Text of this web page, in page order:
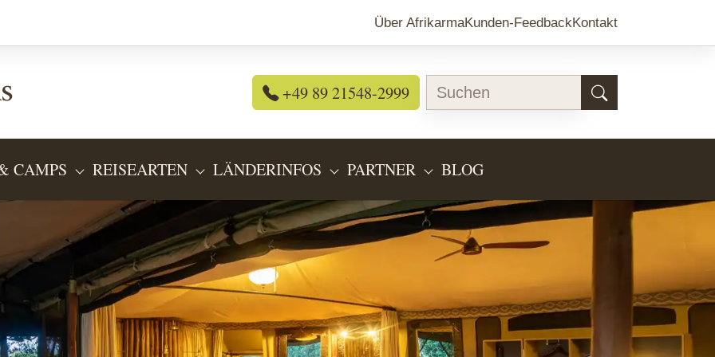
Über AfrikarmaKunden-FeedbackKontakt
+49 89 21548-2999
"REISEANGEBOTE"
CAMPS SUBMENU FOR "LODGES & CAMPS"
REISEARTEN SUBMENU FOR "REISEARTEN"
LÄNDERINFOS SUBMENU FOR "LÄNDERINFOS"
PARTNER SUBMENU FOR "PARTNER"
BLOG